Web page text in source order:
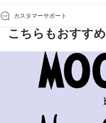
カスタマーサポート
こちらもおすすめ